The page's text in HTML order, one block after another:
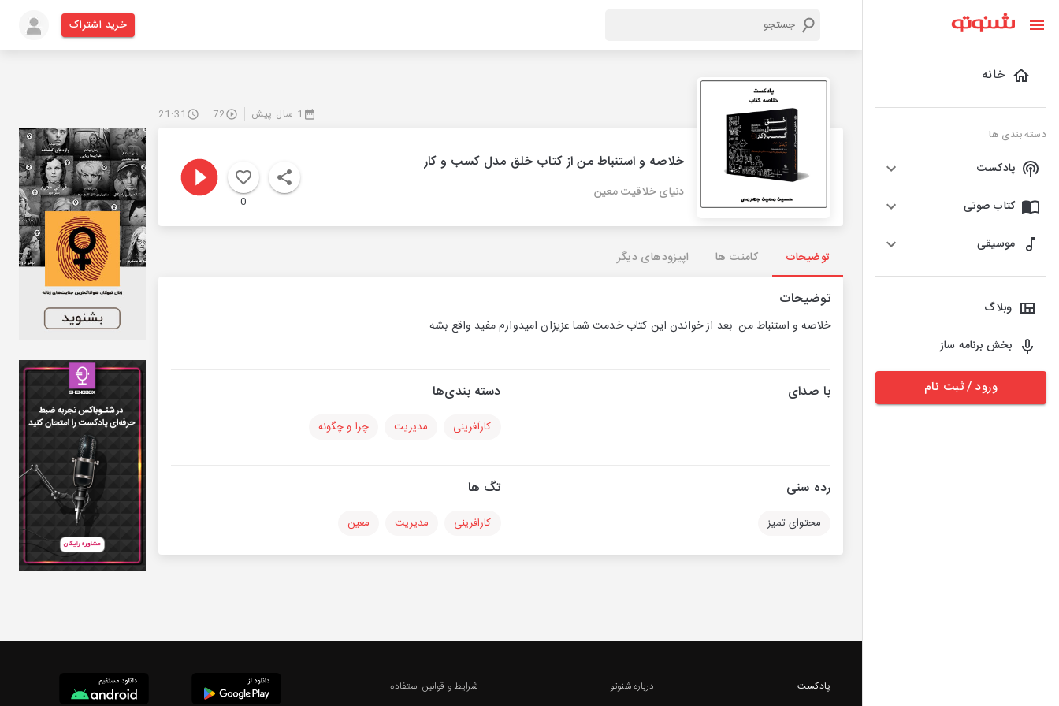
خانه
دسته بندی ها
پادکست
کتاب صوتی
موسیقی
وبلاگ
بخش برنامه ساز
ورود / ثبت نام
خرید اشتراک
1 سال پیش 72
21:31
خلاصه و استنباط من از کتاب خلق مدل کسب و کار
دنیای خلاقیت معین
0
توضیحات کامنت ها اپیزودهای دیگر
توضیحات
خلاصه و استنباط من بعد از خواندن این کتاب خدمت شما عزیزان امیدوارم مفید واقع بشه
با صدای دسته بندی‌ها
کارآفرینی مدیریت چرا و چگونه
رده سنی
محتوای تمیز
تگ ها
کارافرینی مدیریت معین
پادکست
درباره شنوتو
شرایط و قوانین استفاده